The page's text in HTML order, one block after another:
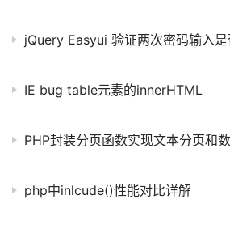
jQuery Easyui 验证两次密码输入
IE bug table元素的innerHTML
PHP封装分页函数实现文本分页和
php中inlcude()性能对比详解